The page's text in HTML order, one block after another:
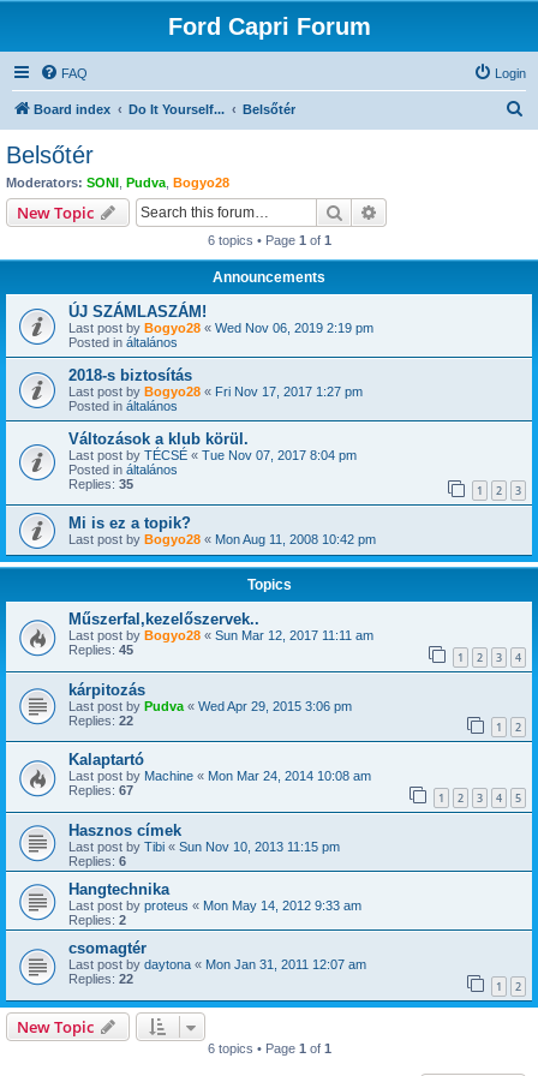
Ford Capri Forum
FAQ Login
Board index Do It Yourself... Belsőtér
Belsőtér
Moderators: SONI Pudva Bogyo28
New Topic Search
6 topics • Page 1 of 1
Announcements
ÚJ SZÁMLASZÁM!
Last post by Bogyo28 « Wed Nov 06, 2019 2:19 pm
Posted in általános
2018-s biztosítás
Last post by Bogyo28 « Fri Nov 17, 2017 1:27 pm
Posted in általános
Változások a klub körül.
Last post by TÉCSÉ « Tue Nov 07, 2017 8:04 pm
Posted in általános
Replies: 35 1 2 3
Mi is ez a topik?
Last post by Bogyo28 « Mon Aug 11, 2008 10:42 pm
Topics
Műszerfal,kezelőszervek..
Last post by Bogyo28 « Sun Mar 12, 2017 11:11 am
Replies: 45 1 2 3 4
kárpitozás
Last post by Pudva « Wed Apr 29, 2015 3:06 pm
Replies: 22 1 2
Kalaptartó
Last post by Machine « Mon Mar 24, 2014 10:08 am
Replies: 67 1 2 3 4 5
Hasznos címek
Last post by Tibi « Sun Nov 10, 2013 11:15 pm
Replies: 6
Hangtechnika
Last post by proteus « Mon May 14, 2012 9:33 am
Replies: 2
csomagtér
Last post by daytona « Mon Jan 31, 2011 12:07 am
Replies: 22 1 2
New Topic
6 topics • Page 1 of 1